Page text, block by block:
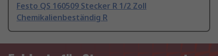
Festo QS 160509 Stecker R 1/2 Zoll
Chemikalienbeständig R